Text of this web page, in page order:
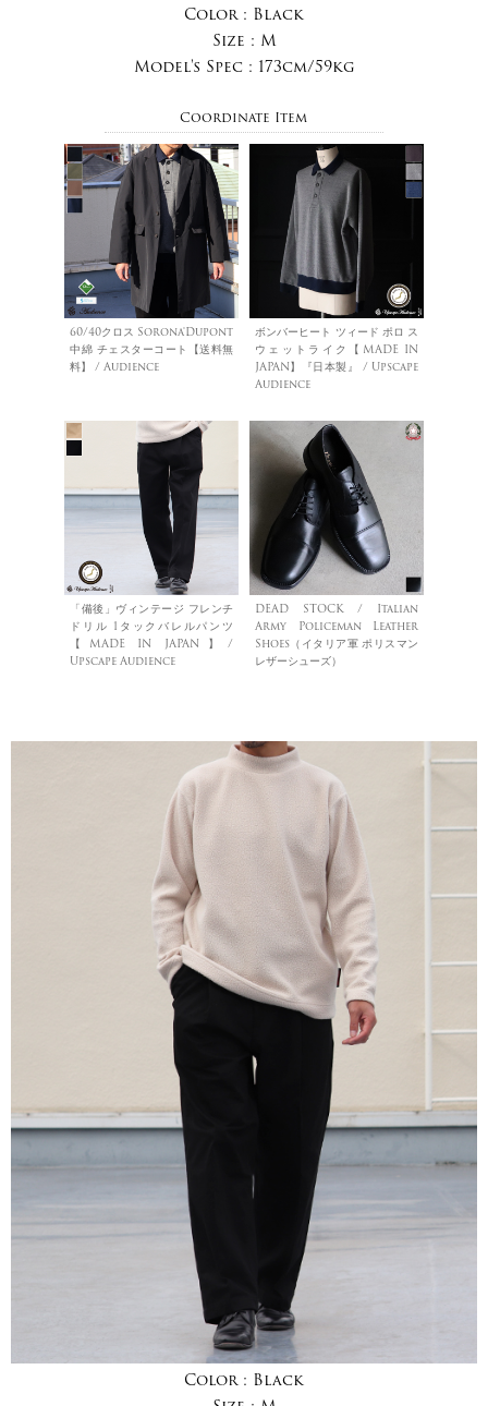
Color : Black
Size : M
Model's Spec : 173cm/59kg
Coordinate Item
60/40クロス Sorona®Dupont
中綿 チェスターコート【送料無
料】 / Audience
ボンバーヒート ツィード ポロ ス
ウェットライク【MADE IN
JAPAN】『日本製』 / Upscape
Audience
「備後」ヴィンテージ フレンチ
ドリル 1タックバレルパンツ
【MADE IN JAPAN】/
Upscape Audience
DEAD STOCK / Italian
Army Policeman Leather
Shoes（イタリア軍 ポリスマン
レザーシューズ）
Color : Black